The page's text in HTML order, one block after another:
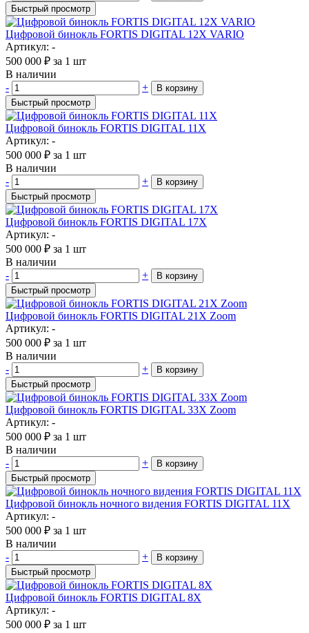
Быстрый просмотр
Цифровой бинокль FORTIS DIGITAL 12X VARIO
Артикул: -
500 000 ₽ за 1 шт
В наличии
-
+
В корзину
Быстрый просмотр
Цифровой бинокль FORTIS DIGITAL 11X
Артикул: -
500 000 ₽ за 1 шт
В наличии
-
+
В корзину
Быстрый просмотр
Цифровой бинокль FORTIS DIGITAL 17X
Артикул: -
500 000 ₽ за 1 шт
В наличии
-
+
В корзину
Быстрый просмотр
Цифровой бинокль FORTIS DIGITAL 21X Zoom
Артикул: -
500 000 ₽ за 1 шт
В наличии
-
+
В корзину
Быстрый просмотр
Цифровой бинокль FORTIS DIGITAL 33X Zoom
Артикул: -
500 000 ₽ за 1 шт
В наличии
-
+
В корзину
Быстрый просмотр
Цифровой бинокль ночного видения FORTIS DIGITAL 11X
Артикул: -
500 000 ₽ за 1 шт
В наличии
-
+
В корзину
Быстрый просмотр
Цифровой бинокль FORTIS DIGITAL 8X
Артикул: -
500 000 ₽ за 1 шт